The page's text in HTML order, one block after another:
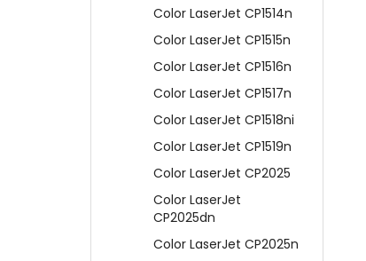
Color LaserJet CP1514n
Color LaserJet CP1515n
Color LaserJet CP1516n
Color LaserJet CP1517n
Color LaserJet CP1518ni
Color LaserJet CP1519n
Color LaserJet CP2025
Color LaserJet
CP2025dn
Color LaserJet CP2025n